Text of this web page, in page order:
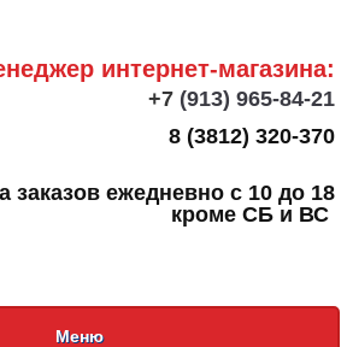
интернет-магазина:
+7 (913) 965-84-21
8 (3812) 320-370
заказов ежедневно с 10 до 18
кроме СБ и ВС
Меню